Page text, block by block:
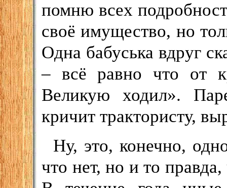
помню всех
своё имущество, но
Одна бабуська вдруг
– всё равно что от
Великую ходил».
кричит трактористу,
Ну, это, конечно,
что нет, но и то